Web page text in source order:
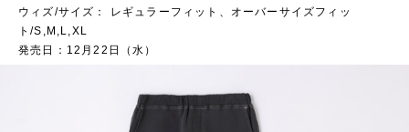
ウィズ/サイズ： レギュラーフィット、オーバーサイズフィッ
ト/S,M,L,XL
発売日：12月22日（水）